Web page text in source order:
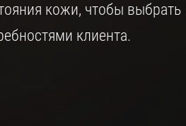
кожи, чтобы выбрать
клиента.